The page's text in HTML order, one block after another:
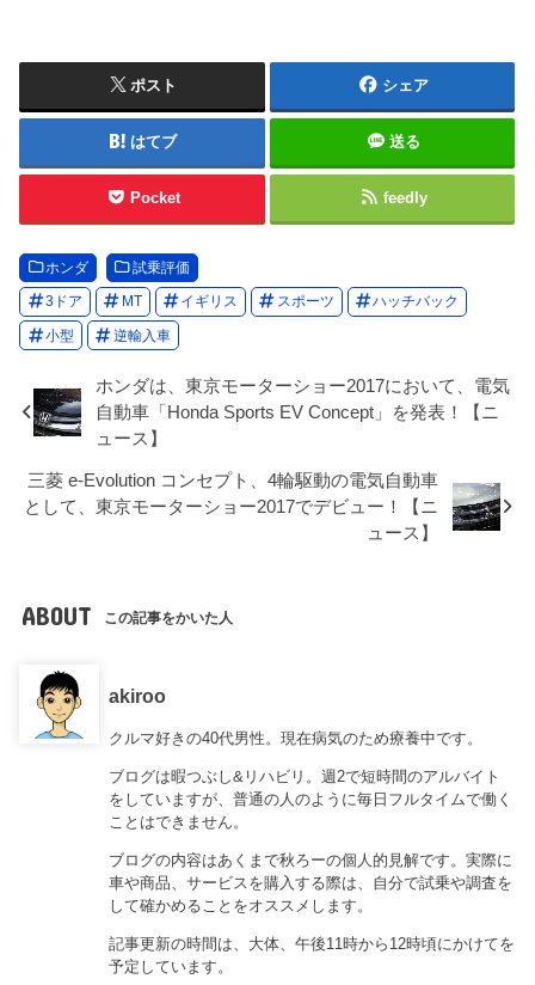
ポスト シェア
はてブ 送る
Pocket feedly
ホンダ 試乗評価
3ドア MT イギリス スポーツ ハッチバック
小型 逆輸入車
ホンダは、東京モーターショー2017において、電気
自動車「Honda Sports EV Concept」を発表！【ニ
ュース】
三菱 e-Evolution コンセプト、4輪駆動の電気自動車
として、東京モーターショー2017でデビュー！【ニ
ュース】
ABOUT この記事をかいた人
akiroo
クルマ好きの40代男性。現在病気のため療養中です。
ブログは暇つぶし&リハビリ。週2で短時間のアルバイト
をしていますが、普通の人のように毎日フルタイムで働く
ことはできません。
ブログの内容はあくまで秋ろーの個人的見解です。実際に
車や商品、サービスを購入する際は、自分で試乗や調査を
して確かめることをオススメします。
記事更新の時間は、大体、午後11時から12時頃にかけてを
予定しています。